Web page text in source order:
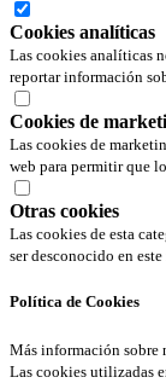
Cookies analíticas
Las cookies analíticas
reportar información
Cookies de
Las cookies de
web para permitir que
Otras cookies
Las cookies de esta
ser desconocido en
Política de Cookies
Más información sobre
Las cookies utilizadas